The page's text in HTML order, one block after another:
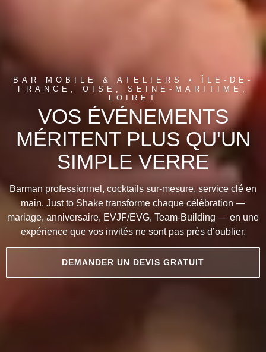
BAR MOBILE & ATELIERS • ÎLE-DE-
FRANCE, OISE, SEINE-MARITIME,
LOIRET
VOS ÉVÉNEMENTS
MÉRITENT PLUS QU'UN
SIMPLE VERRE
Barman professionnel, cocktails sur-mesure, service clé en
main. Just to Shake transforme chaque célébration —
mariage, anniversaire, EVJF/EVG, Team-Building — en une
expérience que vos invités ne sont pas près d’oublier.
DEMANDER UN DEVIS GRATUIT